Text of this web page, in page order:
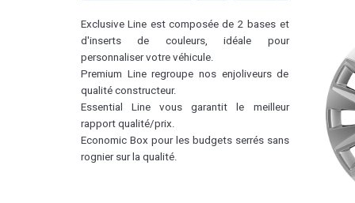
Exclusive Line est composée de 2 bases et
d'inserts de couleurs, idéale pour
personnaliser votre véhicule.
Premium Line regroupe nos enjoliveurs de
qualité constructeur.
Essential Line vous garantit le meilleur
rapport qualité/prix.
Economic Box pour les budgets serrés sans
rognier sur la qualité.